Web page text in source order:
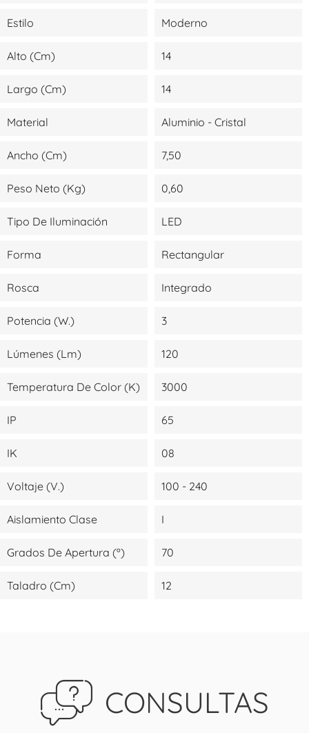
Estilo Moderno
Alto (cm) 14
Largo (cm) 14
Material Aluminio - Cristal
Ancho (cm) 7,50
Peso Neto (kg) 0,60
Tipo De Iluminación LED
Forma Rectangular
Rosca Integrado
Potencia (W.) 3
Lúmenes (lm) 120
Temperatura De Color (K) 3000
IP 65
IK 08
Voltaje (V.) 100 - 240
Aislamiento Clase I
Grados De Apertura (º) 70
Taladro (cm) 12
CONSULTAS